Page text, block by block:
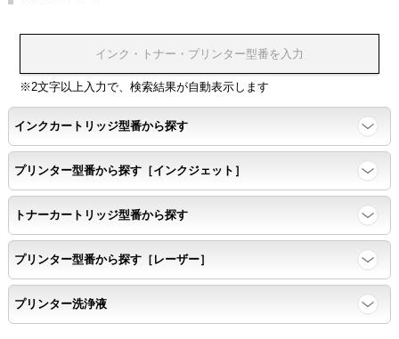
※2文字以上入力で、検索結果が自動表示します
インクカートリッジ型番から探す
プリンター型番から探す［インクジェット］
トナーカートリッジ型番から探す
プリンター型番から探す［レーザー］
プリンター洗浄液